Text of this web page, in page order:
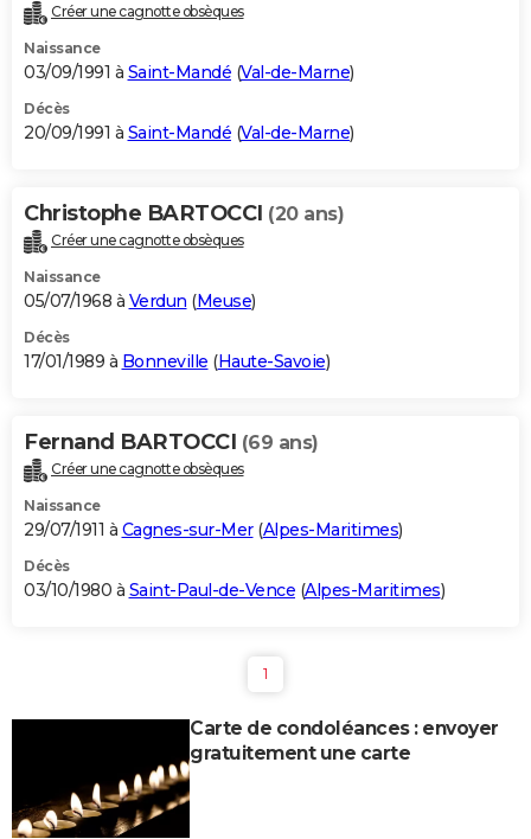
Créer une cagnotte obsèques
Naissance
03/09/1991 à Saint-Mandé (Val-de-Marne)
Décès
20/09/1991 à Saint-Mandé (Val-de-Marne)
Christophe BARTOCCI (20 ans)
Créer une cagnotte obsèques
Naissance
05/07/1968 à Verdun (Meuse)
Décès
17/01/1989 à Bonneville (Haute-Savoie)
Fernand BARTOCCI (69 ans)
Créer une cagnotte obsèques
Naissance
29/07/1911 à Cagnes-sur-Mer(Alpes-Maritimes)
Décès
03/10/1980 à Saint-Paul-de-Vence (Alpes-Maritimes)
1
Carte de condoléances : envoyer
gratuitement une carte